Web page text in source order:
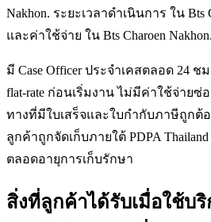
Nakhon. ระยะเวลาดำเนินการ ใน Bts
และค่าใช้จ่าย ใน Bts Charoen Nakhon.
มี Case Officer ประจำเคสตลอด 24 ช
flat-rate ก่อนเริ่มงาน ไม่มีค่าใช้จ่ายซ่
ทางที่มีใบเสร็จและใบกำกับภาษีถูก
ลูกค้าถูกจัดเก็บภายใต้ PDPA
ตลอดอายุการเก็บรักษา
สิ่งที่ลูกค้าได้รับเมื่อใช้บริ